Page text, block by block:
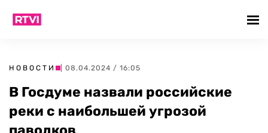
НОВОСТИ | 08.04.2024 / 16:05
В Госдуме назвали российские
реки с наибольшей угрозой